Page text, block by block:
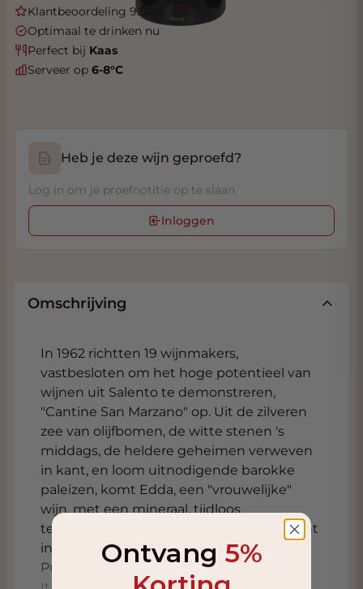
Klantbeoordeling 9.5/10
Optimaal te drinken nu
Perfect bij Kaas
Serveer op 6-8°C
Heb je deze wijn geproefd?
Log in om je proefnotitie op te slaan.
Inloggen
Omschrijving
In 1962 richtten 19 wijnmakers,
vastbesloten om het hoge potentieel van
wijnen uit Salento te demonstreren,
"Cantine San Marzano" op. Uit de zilveren
zee van olijfbomen, de witte stenen 's
middags, de heldere geheimen verweven
in kant, en loom uitnodigende barokke
paleizen, komt Edda, een "vrouwelijke"
wijn, met een mineraal, tijdloos
temperament, een onuitsprekelijke vrucht
in een land van charme. Ondanks dat
Puglia met name het domein is van
Ontvang 5%